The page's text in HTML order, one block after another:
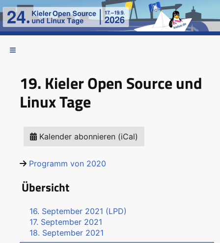
19. Kieler Open Source und
Linux Tage
Kalender abonnieren (iCal)
Programm von 2020
Übersicht
16. September 2021 (LPD)
17. September 2021
18. September 2021